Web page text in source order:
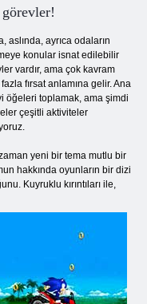
aslında, ayrıca odaların
konular isnat edilebilir
vardır, ama çok kavram
fırsat anlamına gelir. Ana
öğeleri toplamak, ama şimdi
çeşitli aktiviteler
zaman yeni bir tema mutlu bir
hakkında oyunların bir dizi
Kuyruklu kırıntıları ile,